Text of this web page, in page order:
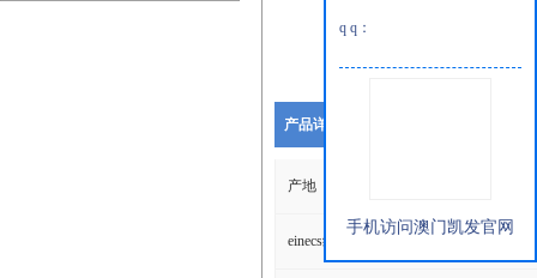
产品详细说明
产地
einecs编号
q q：
手机访问澳门凯发官网